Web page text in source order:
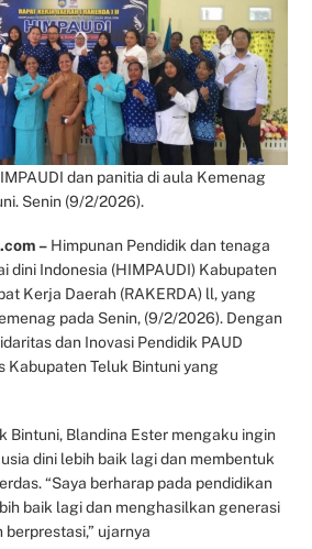
dan panitia di aula Kemenag
Senin (9/2/2026).
– Himpunan Pendidik dan tenaga
dini Indonesia (HIMPAUDI) Kabupaten
Kerja Daerah (RAKERDA) ll, yang
pada Senin, (9/2/2026). Dengan
dan Inovasi Pendidik PAUD
Kabupaten Teluk Bintuni yang
Bintuni, Blandina Ester mengaku ingin
dini lebih baik lagi dan membentuk
“Saya berharap pada pendidikan
baik lagi dan menghasilkan generasi
ujarnya